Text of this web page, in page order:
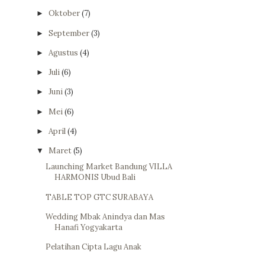
► Oktober(7)
► September(3)
► Agustus (4)
► Juli(6)
► Juni(3)
► Mei(6)
► April(4)
▼ Maret(5)
Launching Market Bandung VILLA
HARMONIS Ubud Bali
TABLE TOP GTC SURABAYA
Wedding Mbak Anindya dan Mas
Hanafi Yogyakarta
Pelatihan Cipta Lagu Anak